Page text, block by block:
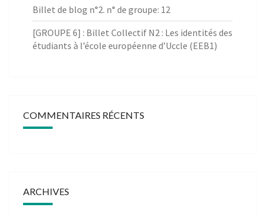
Billet de blog n°2. n° de groupe: 12
[GROUPE 6] : Billet Collectif N2 : Les identités des
étudiants à l’école européenne d’Uccle (EEB1)
COMMENTAIRES RÉCENTS
ARCHIVES